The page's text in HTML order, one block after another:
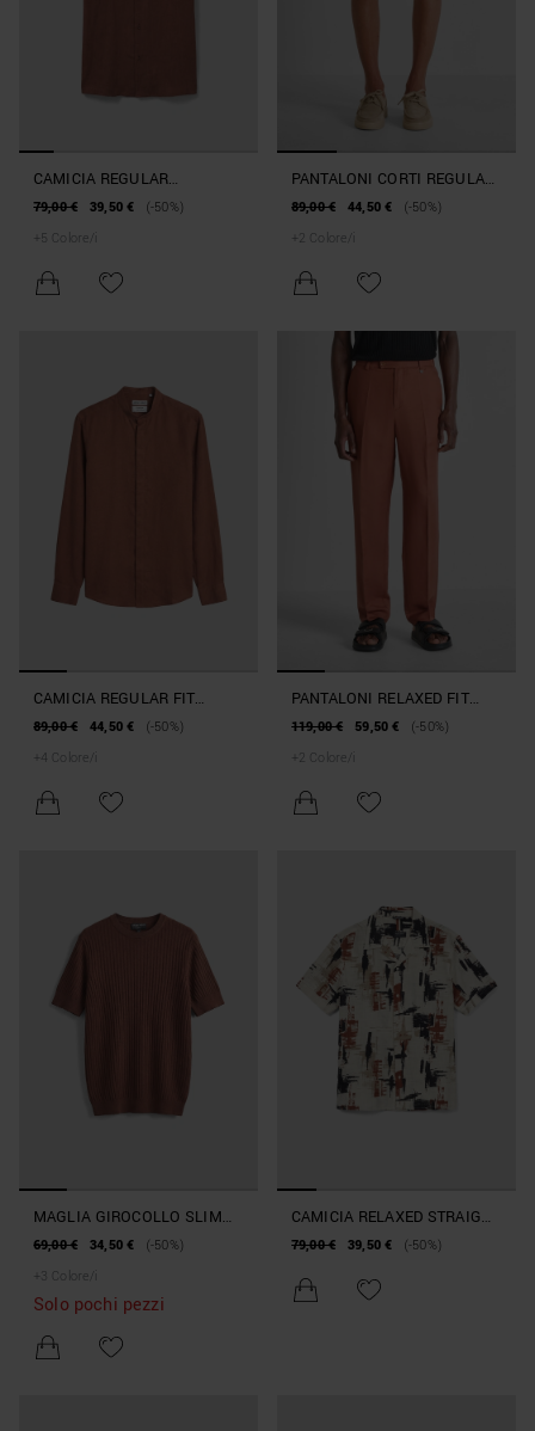
CAMICIA REGULAR
STRAIGHT FIT "HONOLULU"
79,00 € 39,50 €
(-50%)
+ 5 Colore/i
PANTALONI CORTI REGULAR
FIT "JONAH" IN MISTO LINO
89,00 € 44,50 €
(-50%)
+ 2 Colore/i
CAMICIA REGULAR FIT
"LONDON" IN VISCOSA
89,00 € 44,50 €
(-50%)
+ 4 Colore/i
PANTALONI RELAXED FIT
"EVAN" IN MISTO LINO E
119,00 € 59,50 €
(-50%)
+ 2 Colore/i
MAGLIA GIROCOLLO SLIM
FIT MANICA CORTA IN
69,00 € 34,50 €
(-50%)
+ 3 Colore/i
Solo pochi pezzi
CAMICIA RELAXED STRAIGHT
FIT "HONULULU" IN MISTO
ASTRATTA
79,00 € 39,50 € (-50%)